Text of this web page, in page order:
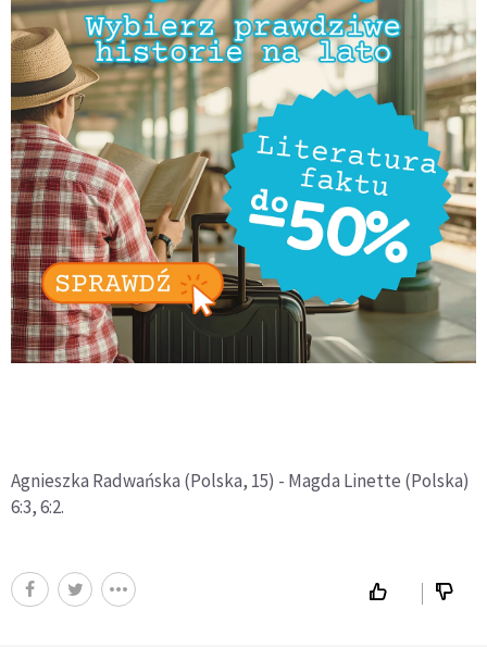
Agnieszka Radwańska (Polska, 15) - Magda Linette (Polska)
6:3, 6:2.